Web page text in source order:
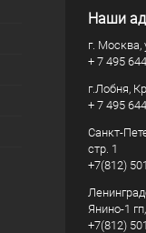
Наши
г. Москва,
+ 7 495
г.Лобня,
+ 7 495
Санкт-
стр. 1
+7(812)
Янино-1
+7(812)